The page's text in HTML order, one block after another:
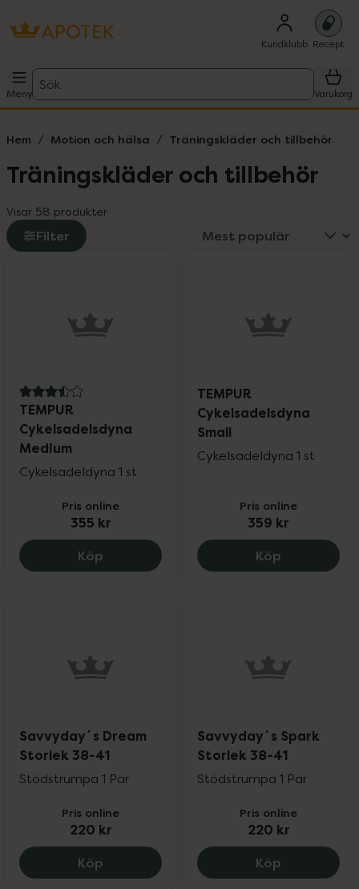
Kundklubb Recept
Meny
Sök
Varukorg
Hem Motion och hälsa Träningskläder och tillbehör
Träningskläder och tillbehör
Visar 58 produkter
Filter
3.5 av 5 i omdöme
TEMPUR
Cykelsadelsdyna
Medium
Cykelsadeldyna 1 st
Pris online
355 kr
Köp TEMPUR Cykelsadelsdyna Medium, 355
TEMPUR
Cykelsadelsdyna
Small
Cykelsadeldyna 1 st
Pris online
359 kr
Köp TEMPUR
Savvyday´s Dream
Storlek 38-41
Stödstrumpa 1 Par
Pris online
220 kr
Köp Savvyday´s Dream Storlek 38-41, 220
Savvyday´s Spark
Storlek 38-41
Stödstrumpa 1 Par
Pris online
220 kr
Köp